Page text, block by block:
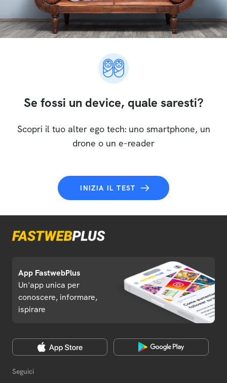
Se fossi un device, quale saresti?
Scopri il tuo alter ego tech: uno smartphone, un
drone o un e-reader
INIZIA IL TEST
App FastwebPlus
Un'app unica per
conoscere, informare,
ispirare
Seguici